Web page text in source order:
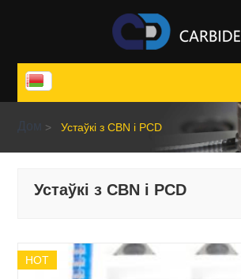
Дом > Устаўкі з CBN і PCD
Устаўкі з CBN і PCD
HOT